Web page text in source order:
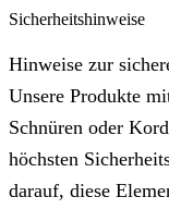
Sicherheitshinweise
Hinweise zur
Unsere Produkte
Schnüren oder
höchsten
darauf, diese